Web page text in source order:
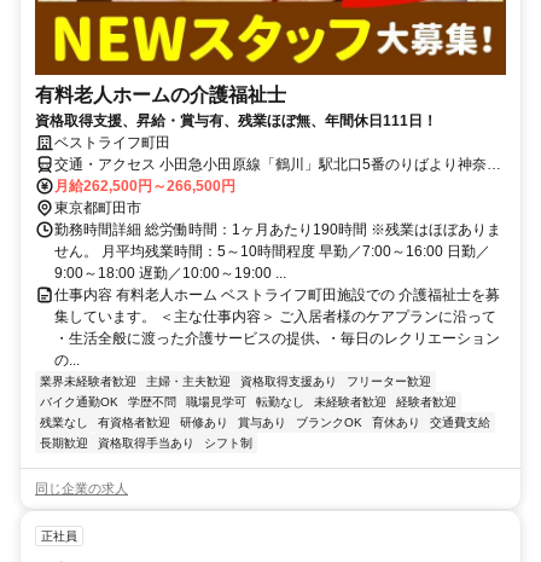
有料老人ホームの介護福祉士
資格取得支援、昇給・賞与有、残業ほぼ無、年間休日111日！
ベストライフ町田
交通・アクセス 小田急小田原線「鶴川」駅北口5番のりばより神奈中
バス・小田急バス「広袴中央」下車徒歩3分（約240m） 小田急小田
原線「鶴川」駅北口3番のりばより神奈中バス・小田急バス「給水塔
前」下車徒歩9分（約720m）
月給262,500円～266,500円
東京都町田市
勤務時間詳細 総労働時間：1ヶ月あたり190時間 ※残業はほぼありま
せん。 月平均残業時間：5～10時間程度 早勤／7:00～16:00 日勤／
9:00～18:00 遅勤／10:00～19:00 ...
仕事内容 有料老人ホーム ベストライフ町田施設での 介護福祉士を募
集しています。 ＜主な仕事内容＞ ご入居者様のケアプランに沿って
・生活全般に渡った介護サービスの提供､ ・毎日のレクリエーション
の...
業界未経験者歓迎 主婦・主夫歓迎 資格取得支援あり
フリーター歓迎
バイク通勤OK
学歴不問 職場見学可 転勤なし 未経験者歓迎
経験者歓迎
残業なし
有資格者歓迎 研修あり 賞与あり ブランクOK 育休あり
交通費支給
長期歓迎
資格取得手当あり シフト制
同じ企業の求人
正社員